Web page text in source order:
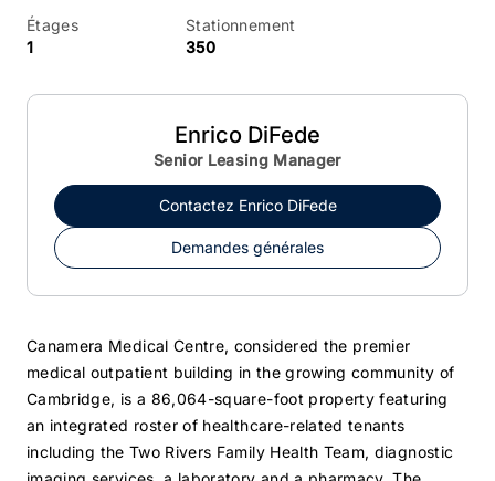
Étages
1
Stationnement
350
Enrico DiFede
Senior Leasing Manager
Contactez Enrico DiFede
Demandes générales
Canamera Medical Centre, considered the premier
medical outpatient building in the growing community of
Cambridge, is a 86,064-square-foot property featuring
an integrated roster of healthcare-related tenants
including the Two Rivers Family Health Team, diagnostic